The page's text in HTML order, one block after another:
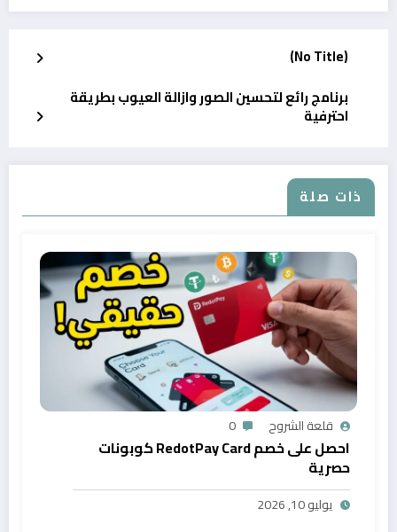
(No Title)
برنامج رائع لتحسين الصور وازالة العيوب بطريقة
احترفية
ذات صلة
قلعة الشروح 0
احصل على خصم RedotPay Card كوبونات
حصرية
يوليو 10, 2026